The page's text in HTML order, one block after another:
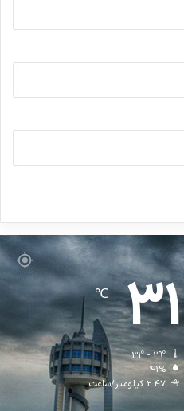
31
℃
31º - 29º
41%
2.47 کیلومتر/ساعت